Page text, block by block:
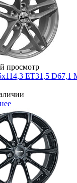
просмотр
ET31,5 D67,1